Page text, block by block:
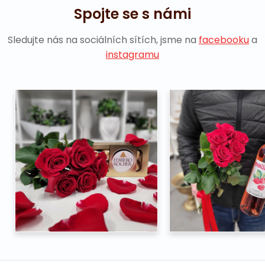
Spojte se s námi
Sledujte nás na sociálních sítích, jsme na facebookua
instagramu